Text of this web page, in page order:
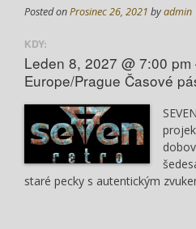
Posted onProsinec 26, 2021 byadmin
KDY:
Leden 8, 2027 @ 7:00 pm
Europe/Prague Časové
staré pecky s autentickým